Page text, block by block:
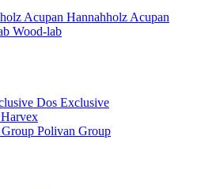
Hannahholz Acupan
Wood-lab
Dos Exclusive
Harvex
Polivan Group